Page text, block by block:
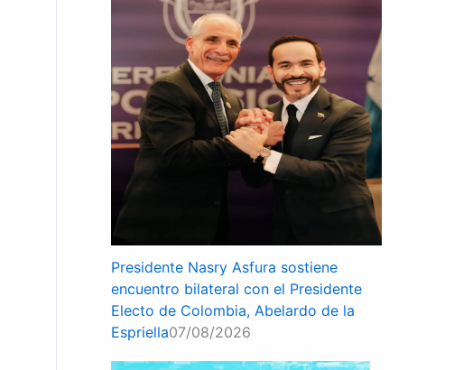
Presidente Nasry Asfura sostiene
encuentro bilateral con el Presidente
Electo de Colombia, Abelardo de la
Espriella07/08/2026